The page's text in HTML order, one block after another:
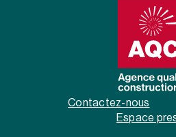
Contactez-nous
Espace